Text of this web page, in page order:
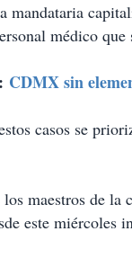
mandataria
médico que
CDMX sin
casos se
los maestros de
este miércoles